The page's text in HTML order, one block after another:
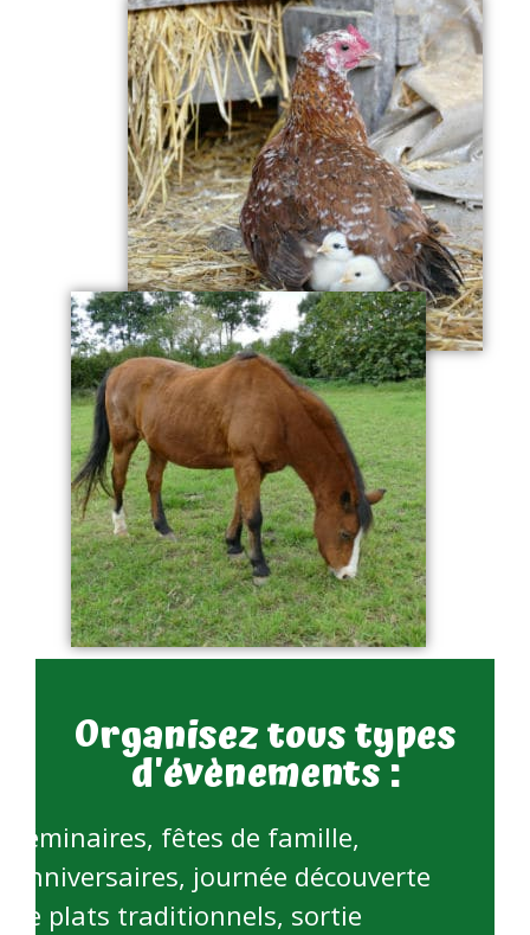
Organisez tous types
d'évènements :
séminaires, fêtes de famille,
anniversaires, journée découverte
de plats traditionnels, sortie